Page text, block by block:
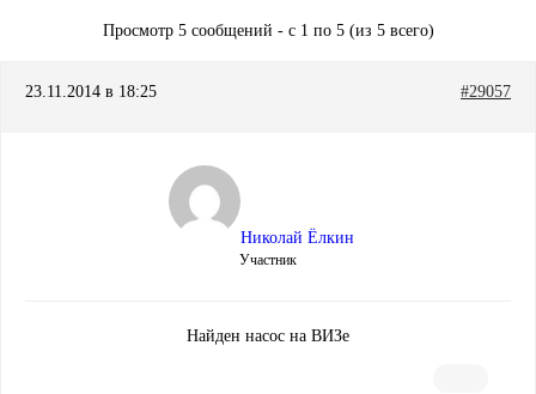
Просмотр 5 сообщений - с 1 по 5 (из 5 всего)
23.11.2014 в 18:25 #29057
Николай Ёлкин
Участник
Найден насос на ВИЗе